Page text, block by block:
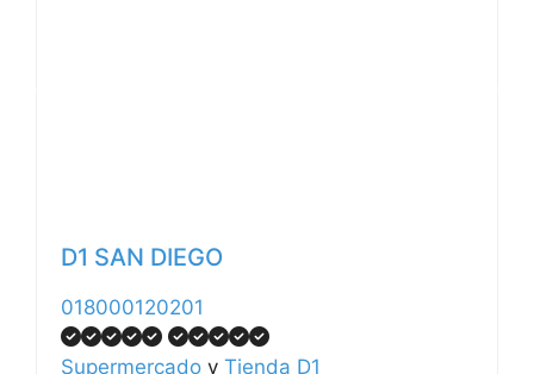
D1 SAN DIEGO
018000120201
Supermercado y Tienda D1